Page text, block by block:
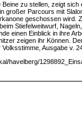
zu stellen, zeigt
großer Parcours mit
geschossen
Stiefelweitwurf,
einen Einblick in ihre
zeigen ihr Können.
Ausgabe v.
havelberg/